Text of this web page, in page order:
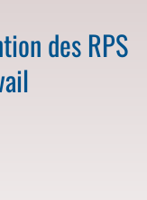
des RPS